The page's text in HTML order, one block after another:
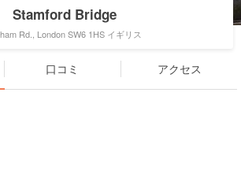
Stamford Bridge
Rd., London SW6 1HS イギリス
口コミ アクセス